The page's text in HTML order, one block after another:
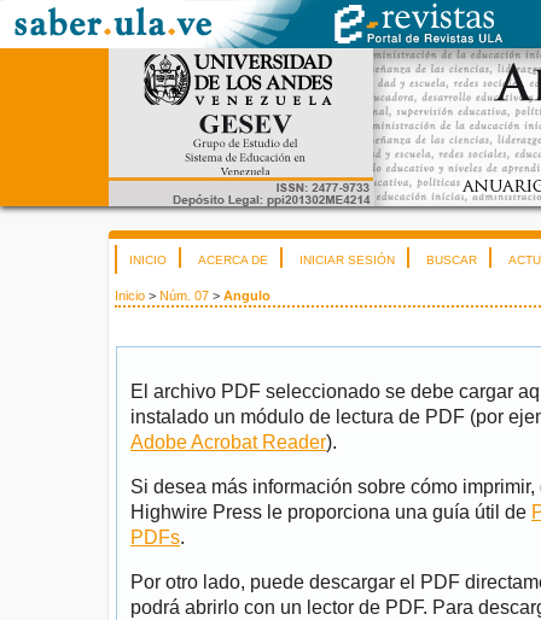
INICIO ACERCA DE INICIAR SESIÓN BUSCAR
Inicio > Núm. 07 > Angulo
El archivo PDF seleccionado se debe cargar
instalado un módulo de lectura de PDF (por
Adobe Acrobat Reader).
Si desea más información sobre cómo
Highwire Press le proporciona una guía útil de
PDFs.
Por otro lado, puede descargar el PDF
podrá abrirlo con un lector de PDF. Para